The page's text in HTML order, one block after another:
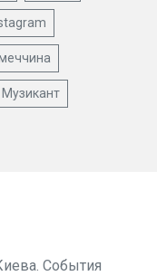
Музикант
События